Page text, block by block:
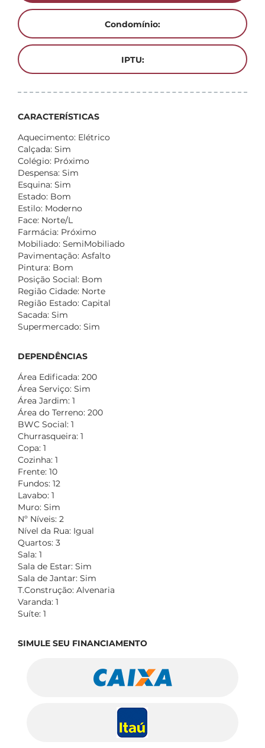
Condomínio:
IPTU:
CARACTERÍSTICAS
Aquecimento: Elétrico
Calçada: Sim
Colégio: Próximo
Despensa: Sim
Esquina: Sim
Estado: Bom
Estilo: Moderno
Face: Norte/L
Farmácia: Próximo
Mobiliado: SemiMobiliado
Pavimentação: Asfalto
Pintura: Bom
Posição Social: Bom
Região Cidade: Norte
Região Estado: Capital
Sacada: Sim
Supermercado: Sim
DEPENDÊNCIAS
Área Edificada: 200
Área Serviço: Sim
Área Jardim: 1
Área do Terreno: 200
BWC Social: 1
Churrasqueira: 1
Copa: 1
Cozinha: 1
Frente: 10
Fundos: 12
Lavabo: 1
Muro: Sim
Nº Níveis: 2
Nível da Rua: Igual
Quartos: 3
Sala: 1
Sala de Estar: Sim
Sala de Jantar: Sim
T.Construção: Alvenaria
Varanda: 1
Suíte: 1
SIMULE SEU FINANCIAMENTO